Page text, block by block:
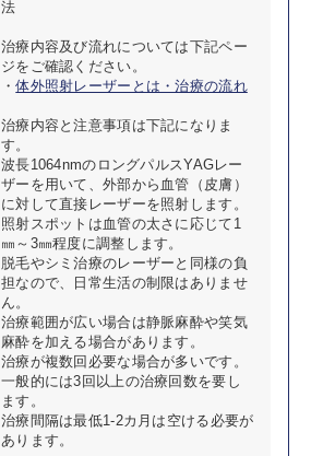
法
治療内容及び流れについては下記ペー
ジをご確認ください。
・体外照射レーザーとは・治療の流れ
治療内容と注意事項は下記になりま
す。
波長1064nmのロングパルスYAGレー
ザーを用いて、外部から血管（皮膚）
に対して直接レーザーを照射します。
照射スポットは血管の太さに応じて1
㎜～3㎜程度に調整します。
脱毛やシミ治療のレーザーと同様の負
担なので、日常生活の制限はありませ
ん。
治療範囲が広い場合は静脈麻酔や笑気
麻酔を加える場合があります。
治療が複数回必要な場合が多いです。
一般的には3回以上の治療回数を要し
ます。
治療間隔は最低1-2カ月は空ける必要が
あります。